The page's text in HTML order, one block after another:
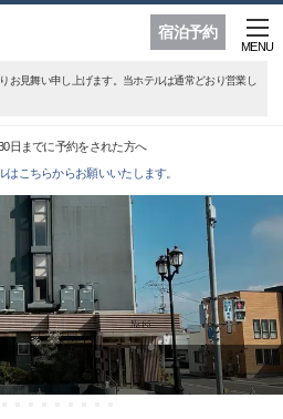
宿泊予約
MENU
お見舞い申し上げます。当ホテルは通常どおり営業し
日までに予約をされた方へ
こちらからお願いいたします。